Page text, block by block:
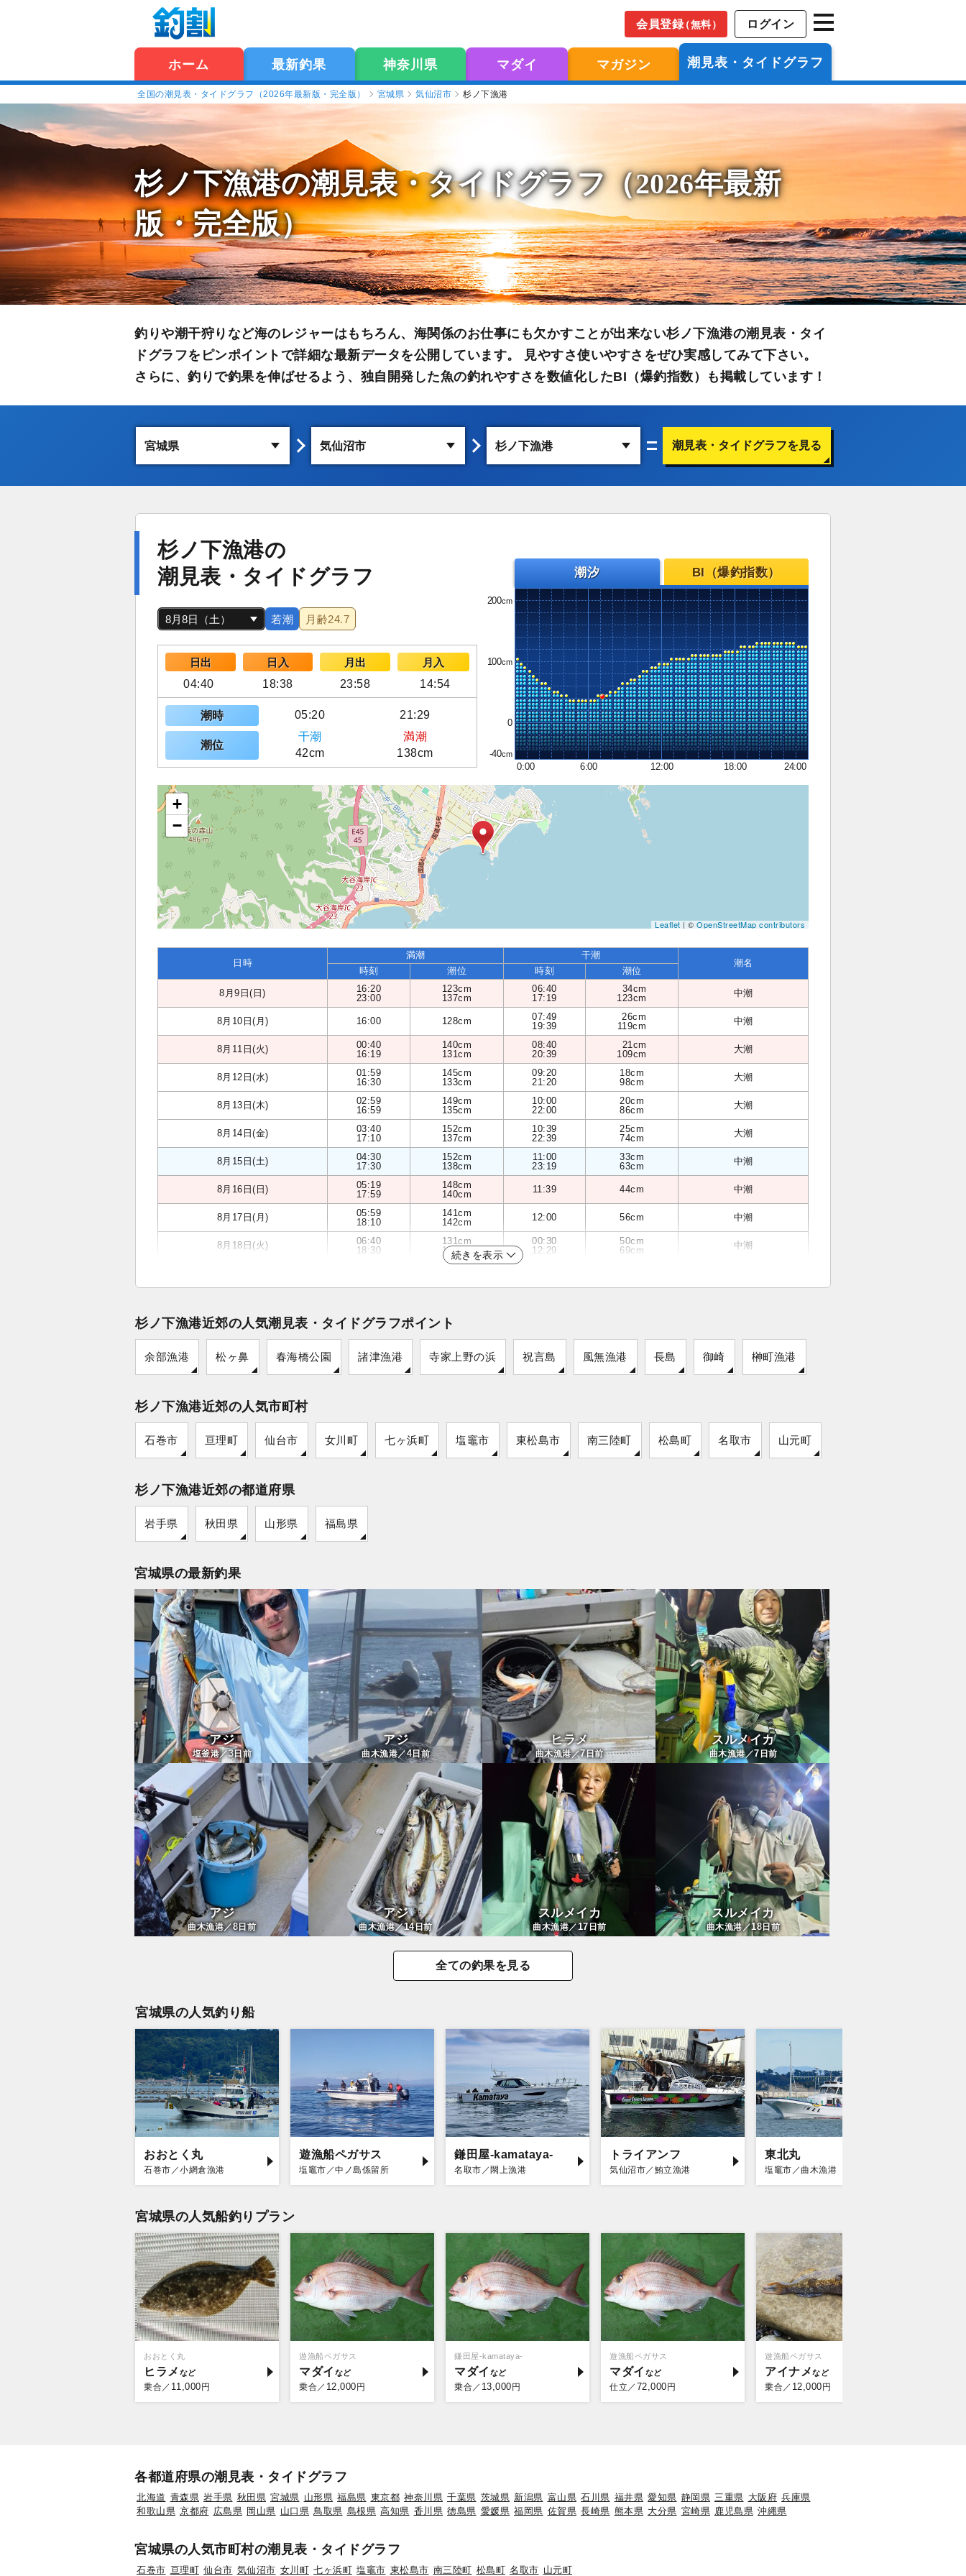
会員登録（無料） ログイン
ホーム 最新釣果 神奈川県 マダイ マガジン 潮見表・タイドグラフ
全国の潮見表・タイドグラフ（2026年最新版・完全版） 宮城県 気仙沼市 杉ノ下漁港
杉ノ下漁港の潮見表・タイドグラフ（2026年最新
版・完全版）
釣りや潮干狩りなど海のレジャーはもちろん、海関係のお仕事にも欠かすことが出来ない杉ノ下漁港の潮見表・タイ
ドグラフをピンポイントで詳細な最新データを公開しています。 見やすさ使いやすさをぜひ実感してみて下さい。
さらに、釣りで釣果を伸ばせるよう、独自開発した魚の釣れやすさを数値化したBI（爆釣指数）も掲載しています！
潮見表・タイドグラフを見る
杉ノ下漁港の
潮見表・タイドグラフ
若潮 月齢24.7
日出 日入 月出
月入
04:40
18:38 23:58 14:54
潮時 05:20 21:29
潮位
干潮
満潮
42cm
138cm
潮汐 BI（爆釣指数）
200
100
0
-40
0:00
6:00 12:00 18:00 24:00
+
−
Leaflet| ©OpenStreetMap contributors
日時
満潮 干潮
潮名
時刻 潮位 時刻 潮位
8月9日(日)
16:20
23:00
123cm
137cm
06:40
17:19
34cm
123cm
中潮
8月10日(月) 16:00 128cm
07:49
19:39
26cm
119cm
中潮
8月11日(火)
00:40
16:19
140cm
131cm
08:40
20:39
21cm
109cm
大潮
8月12日(水)
01:59
16:30
145cm
133cm
09:20
21:20
18cm
98cm
大潮
8月13日(木)
02:59
16:59
149cm
135cm
10:00
22:00
20cm
86cm
大潮
8月14日(金)
03:40
17:10
152cm
137cm
10:39
22:39
25cm
74cm
大潮
8月15日(土)
04:30
17:30
152cm
138cm
11:00
23:19
33cm
63cm
中潮
8月16日(日)
05:19
17:59
148cm
140cm
11:39 44cm 中潮
8月17日(月)
05:59
18:10
141cm
142cm
12:00 56cm 中潮
8月18日(火)
06:40
18:30
131cm
144cm
00:30
12:29
50cm
69cm
中潮
続きを表示
杉ノ下漁港近郊の人気潮見表・タイドグラフポイント
余部漁港 松ヶ鼻 春海橋公園 諸津漁港 寺家上野の浜 祝言島 風無漁港 長島 御崎 榊町漁港
杉ノ下漁港近郊の人気市町村
石巻市 亘理町 仙台市 女川町 七ヶ浜町 塩竈市 東松島市 南三陸町 松島町 名取市 山元町
杉ノ下漁港近郊の都道府県
岩手県 秋田県 山形県 福島県
宮城県の最新釣果
アジ
塩釜港／3日前
アジ
曲木漁港／4日前
ヒラメ
曲木漁港／7日前
スルメイカ
曲木漁港／7 日前
アジ
曲木漁港／8日前
アジ
曲木漁港／14日前
スルメイカ
曲木漁港／17日前
スルメイカ
曲木漁港／18日前
全ての釣果を見る
宮城県の人気釣り船
おおとく丸
石巻市／小網倉漁港
遊漁船ペガサス
塩竈市／中ノ島係留所
鎌田屋-kamataya-
名取市／閖上漁港
トライアンフ
気仙沼市／鮪立漁港
東北丸
塩竈市／曲木漁港
宮城県の人気船釣りプラン
おおとく丸
ヒラメ
乗合／ 11,000 円
遊漁船ペガサス
マダイ
乗合／ 12,000 円
鎌田屋-kamataya-
マダイ
乗合／ 13,000 円
遊漁船ペガサス
マダイ
仕立／ 72,000 円
遊漁船ペガサス
アイナメ
乗合／ 12,000 円
各都道府県の潮見表・タイドグラフ
北海道 青森県 岩手県 秋田県 宮城県 山形県 福島県 東京都 神奈川県 千葉県 茨城県 新潟県 富山県 石川県 福井県 愛知県 静岡県 三重県 大阪府 兵庫県
和歌山県 京都府 広島県 岡山県 山口県 鳥取県 島根県 高知県 香川県 徳島県 愛媛県 福岡県 佐賀県 長崎県 熊本県 大分県 宮崎県 鹿児島県 沖縄県
宮城県の人気市町村の潮見表・タイドグラフ
石巻市 亘理町 仙台市 気仙沼市 女川町 七ヶ浜町 塩竈市 東松島市 南三陸町 松島町 名取市 山元町